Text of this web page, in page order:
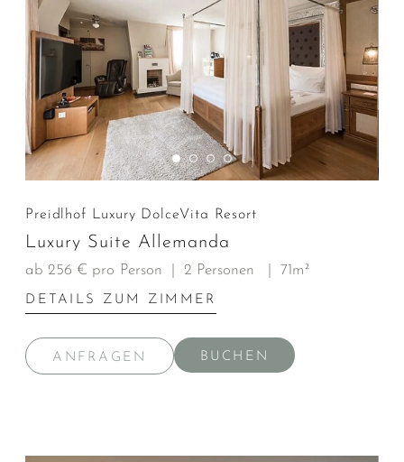
Preidlhof Luxury DolceVita Resort
Luxury Suite Allemanda
ab 256 € pro Person 2 Personen 71m²
DETAILS ZUM ZIMMER
ANFRAGEN BUCHEN